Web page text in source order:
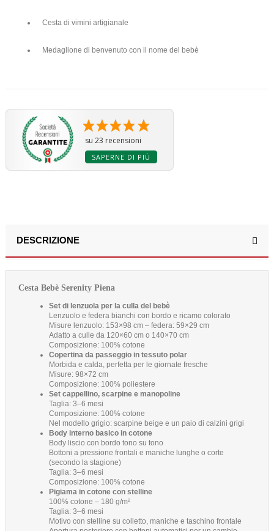
Cesta di vimini artigianale
Medaglione di benvenuto con il nome del bebè
su 23 recensioni
SAPERNE DI PIÙ
DESCRIZIONE
Cesta Bebè Serenity Piena
Set di lenzuola per la culla del bebè
Lenzuolo e federa bianchi con bordo e ricamo colorato
Misure lenzuolo: 153×98 cm – federa: 59×29 cm
Adatto a culle da 120×60 cm o 140×70 cm
Composizione: 100% cotone
Copertina da passeggio in tessuto polar
Morbida e calda, perfetta per le giornate fresche
Misure: 98×72 cm
Composizione: 100% poliestere
Set cappellino, scarpine e manopoline
Taglia: 3–6 mesi
Composizione: 100% cotone
Nel modello grigio: scarpine beige e un paio di calzini grigi
Body interno basico in cotone
Body liscio con bordo tono su tono
Bottoni a pressione frontali e maniche lunghe o corte
(secondo la stagione)
Taglia: 3–6 mesi
Composizione: 100% cotone
Pigiama in cotone con stelline
100% cotone – 180 g/m²
Taglia: 3–6 mesi
Motivo con stelline su colletto, maniche e taschino frontale